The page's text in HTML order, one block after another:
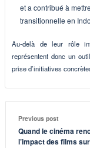
et a contribué à
transitionnelle en
Au-delà de leur rôle
représentent donc un
prise d’initiatives
Previous post
Quand le cinéma
l’impact des films